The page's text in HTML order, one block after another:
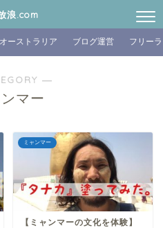
浪.com
オーストラリア ブログ運営 フリー
―
マー
ミャンマー
【ミャンマーの文化を体験】